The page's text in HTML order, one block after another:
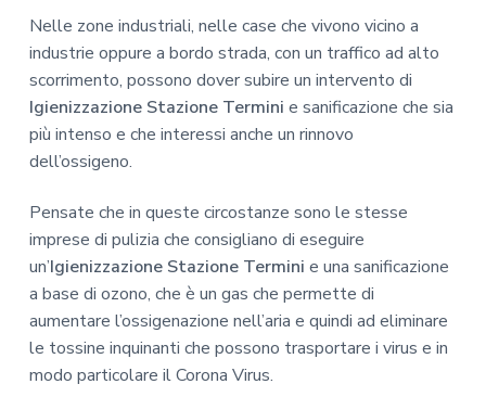
Nelle zone industriali, nelle case che vivono vicino a
industrie oppure a bordo strada, con un traffico ad alto
scorrimento, possono dover subire un intervento di
Igienizzazione Stazione Termini e sanificazione che sia
più intenso e che interessi anche un rinnovo
dell’ossigeno.
Pensate che in queste circostanze sono le stesse
imprese di pulizia che consigliano di eseguire
un’Igienizzazione Stazione Termini e una sanificazione
a base di ozono, che è un gas che permette di
aumentare l’ossigenazione nell’aria e quindi ad eliminare
le tossine inquinanti che possono trasportare i virus e in
modo particolare il Corona Virus.